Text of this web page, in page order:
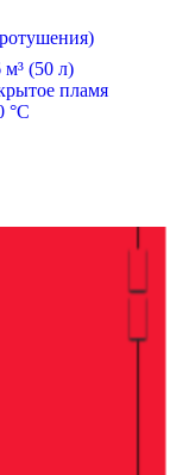
м³ (50 л)
пламя
°C